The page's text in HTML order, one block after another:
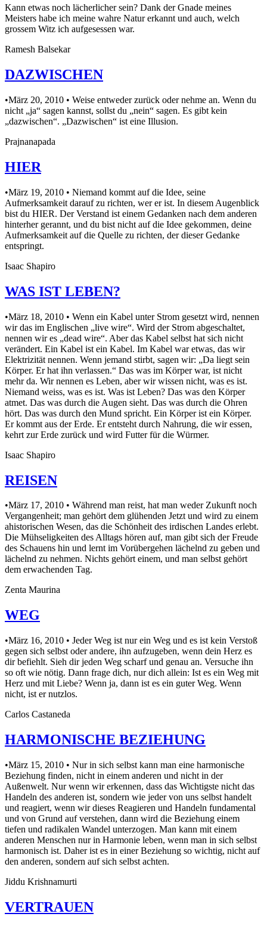
Kann etwas noch lächerlicher sein? Dank der Gnade meines
Meisters habe ich meine wahre Natur erkannt und auch, welch
grossem Witz ich aufgesessen war.
Ramesh Balsekar
DAZWISCHEN
•März 20, 2010 • Weise entweder zurück oder nehme an. Wenn du
nicht „ja“ sagen kannst, sollst du „nein“ sagen. Es gibt kein
„dazwischen“. „Dazwischen“ ist eine Illusion.
Prajnanapada
HIER
•März 19, 2010 • Niemand kommt auf die Idee, seine
Aufmerksamkeit darauf zu richten, wer er ist. In diesem Augenblick
bist du HIER. Der Verstand ist einem Gedanken nach dem anderen
hinterher gerannt, und du bist nicht auf die Idee gekommen, deine
Aufmerksamkeit auf die Quelle zu richten, der dieser Gedanke
entspringt.
Isaac Shapiro
WAS IST LEBEN?
•März 18, 2010 • Wenn ein Kabel unter Strom gesetzt wird, nennen
wir das im Englischen „live wire“. Wird der Strom abgeschaltet,
nennen wir es „dead wire“. Aber das Kabel selbst hat sich nicht
verändert. Ein Kabel ist ein Kabel. Im Kabel war etwas, das wir
Elektrizität nennen. Wenn jemand stirbt, sagen wir: „Da liegt sein
Körper. Er hat ihn verlassen.“ Das was im Körper war, ist nicht
mehr da. Wir nennen es Leben, aber wir wissen nicht, was es ist.
Niemand weiss, was es ist. Was ist Leben? Das was den Körper
atmet. Das was durch die Augen sieht. Das was durch die Ohren
hört. Das was durch den Mund spricht. Ein Körper ist ein Körper.
Er kommt aus der Erde. Er entsteht durch Nahrung, die wir essen,
kehrt zur Erde zurück und wird Futter für die Würmer.
Isaac Shapiro
REISEN
•März 17, 2010 • Während man reist, hat man weder Zukunft noch
Vergangenheit; man gehört dem glühenden Jetzt und wird zu einem
ahistorischen Wesen, das die Schönheit des irdischen Landes erlebt.
Die Mühseligkeiten des Alltags hören auf, man gibt sich der Freude
des Schauens hin und lernt im Vorübergehen lächelnd zu geben und
lächelnd zu nehmen. Nichts gehört einem, und man selbst gehört
dem erwachenden Tag.
Zenta Maurina
WEG
•März 16, 2010 • Jeder Weg ist nur ein Weg und es ist kein Verstoß
gegen sich selbst oder andere, ihn aufzugeben, wenn dein Herz es
dir befiehlt. Sieh dir jeden Weg scharf und genau an. Versuche ihn
so oft wie nötig. Dann frage dich, nur dich allein: Ist es ein Weg mit
Herz und mit Liebe? Wenn ja, dann ist es ein guter Weg. Wenn
nicht, ist er nutzlos.
Carlos Castaneda
HARMONISCHE BEZIEHUNG
•März 15, 2010 • Nur in sich selbst kann man eine harmonische
Beziehung finden, nicht in einem anderen und nicht in der
Außenwelt. Nur wenn wir erkennen, dass das Wichtigste nicht das
Handeln des anderen ist, sondern wie jeder von uns selbst handelt
und reagiert, wenn wir dieses Reagieren und Handeln fundamental
und von Grund auf verstehen, dann wird die Beziehung einem
tiefen und radikalen Wandel unterzogen. Man kann mit einem
anderen Menschen nur in Harmonie leben, wenn man in sich selbst
harmonisch ist. Daher ist es in einer Beziehung so wichtig, nicht auf
den anderen, sondern auf sich selbst achten.
Jiddu Krishnamurti
VERTRAUEN